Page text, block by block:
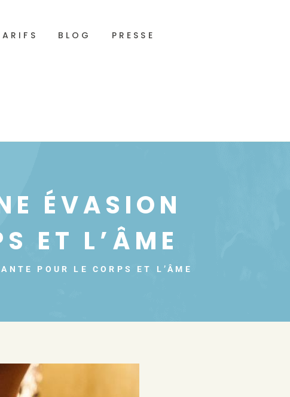
BLOG PRESSE
ÉVASION
ET L’ÂME
POUR LE CORPS ET L’ÂME